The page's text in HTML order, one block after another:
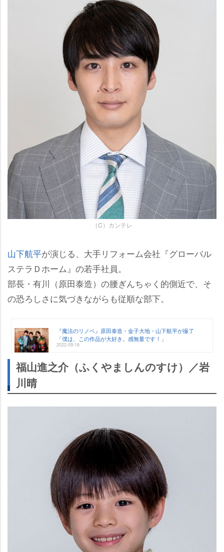
（C）カンテレ
山下航平が演じる、大手リフォーム会社『グローバル
ステラＤホーム』の若手社員。
部長・有川（原田泰造）の腰ぎんちゃく的側近で、そ
の恐ろしさに気づきながらも従順な部下。
『魔法のリノベ』原田泰造・金子大地・山下航平が撮了
「僕は、この作品が大好き。感無量です！」
2022-09-16
福山進之介（ふくやましんのすけ）／
川晴